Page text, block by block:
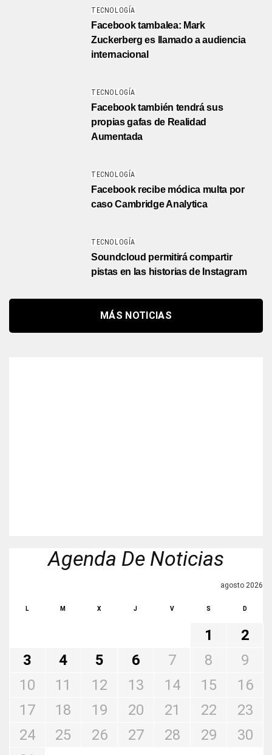
TECNOLOGÍA
Facebook tambalea: Mark
Zuckerberg es llamado a audiencia
internacional
TECNOLOGÍA
Facebook también tendrá sus
propias gafas de Realidad
Aumentada
TECNOLOGÍA
Facebook recibe módica multa por
caso Cambridge Analytica
TECNOLOGÍA
Soundcloud permitirá compartir
pistas en las historias de Instagram
MÁS NOTICIAS
Agenda De Noticias
agosto 2026
L M X J V S D
1
2
3
4 5 6 7 8
9
10
11 12 13 14 15
16
17
18 19 20 21 22
23
24
25 26 27 28 29
30